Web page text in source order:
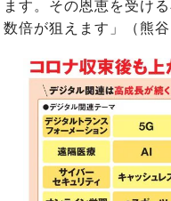
ます。その恩恵を受け
数倍が狙えます」（熊谷